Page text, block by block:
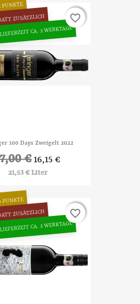
100 Days Zweigelt 2022
€ 16,15 €
21,53 € Liter
PUNKTE
ZUSÄTZLICH
CA. 3 WERKTAGE
favorite_border
favorite_border
PUNKTE
ZUSÄTZLICH
CA. 3 WERKTAGE
favorite_border
favorite_border